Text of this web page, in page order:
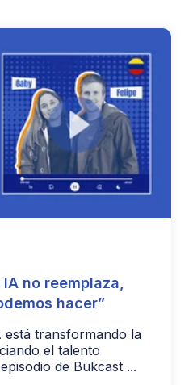
no reemplaza,
hacer”
transformando la
el talento
de Bukcast ...